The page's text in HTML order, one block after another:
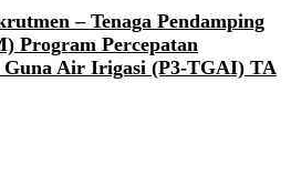
– Tenaga Pendamping
Program Percepatan
Guna Air Irigasi (P3-TGAI) TA